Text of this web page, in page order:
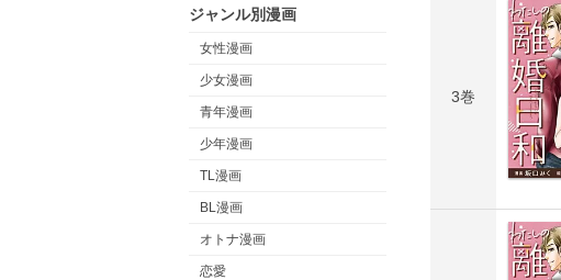
ジャンル別漫画
女性漫画
少女漫画
青年漫画
少年漫画
TL漫画
BL漫画
オトナ漫画
恋愛
3巻